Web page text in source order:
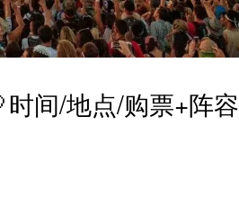
间/地点/购票+阵容